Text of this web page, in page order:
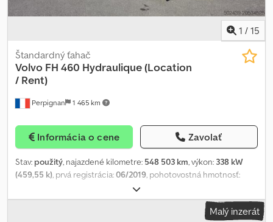
1 / 15
Perpignan 1 465 km
Štandardný ťahač
Volvo FH 460 Hydraulique (Location
/ Rent)
Informácia o cene Zavolať
Stav: použitý, najazdené kilometre: 548 503 km, výkon: 338 kW
(459,55 k), prvá registrácia:06/2019, pohotovostná hmotnosť:
, maximálna hmotnosť nákladu:
hmotnosť:19 000 kg, veľkosť pneumatiky:-, konfigurácia náprav:
spacia kabína, typ
Malý inzerát